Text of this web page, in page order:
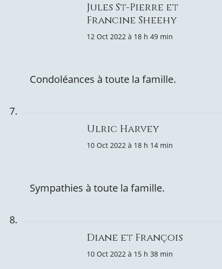
Jules St-Pierre et
Francine Sheehy
12 Oct 2022 à 18 h 49 min
Condoléances à toute la famille.
Ulric Harvey
10 Oct 2022 à 18 h 14 min
Sympathies à toute la famille.
Diane et François
10 Oct 2022 à 15 h 38 min